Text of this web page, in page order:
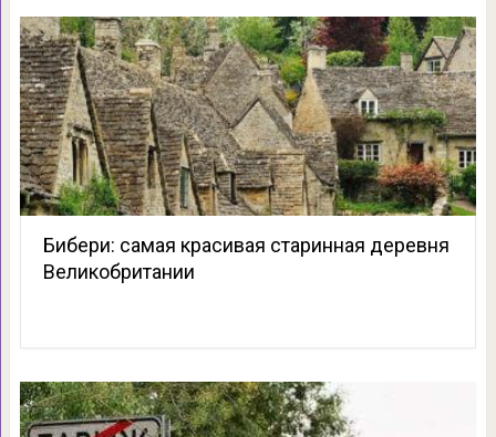
Бибери: самая красивая старинная деревня
Великобритании